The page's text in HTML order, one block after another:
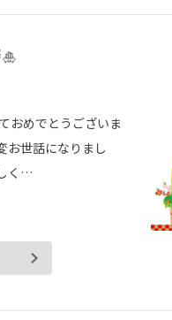
おめでとうございま
お世話になりまし
く…